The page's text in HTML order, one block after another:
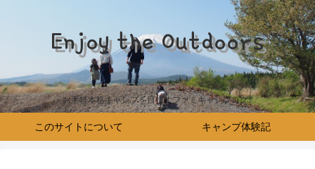
Enjoy the Outdoors
お手軽本格キャンプを目指すファミキャンブログ♪
このサイトについて キャンプ体験記